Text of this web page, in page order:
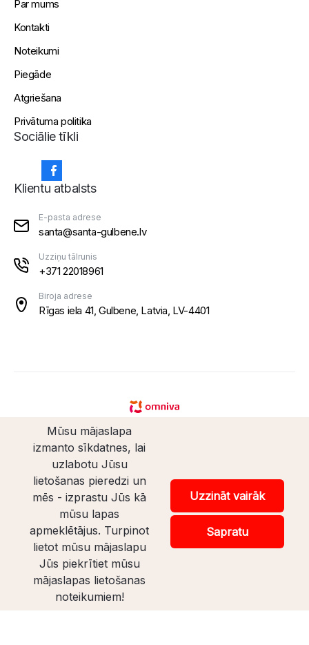
Par mums
Kontakti
Noteikumi
Piegāde
Atgriešana
Privātuma politika
Sociālie tīkli
Klientu atbalsts
E-pasta adrese
santa@santa-gulbene.lv
Uzziņu tālrunis
+371 22018961
Biroja adrese
Rīgas iela 41, Gulbene, Latvia, LV-4401
© Santaveikals 2026. Visas tiesības aizsargātas.
Uz lapas augšu
Veikala izstrāde
Mūsu mājaslapa
izmanto sīkdatnes, lai
uzlabotu Jūsu
lietošanas pieredzi un
mēs - izprastu Jūs kā
mūsu lapas
apmeklētājus. Turpinot
lietot mūsu mājaslapu
Jūs piekrītiet mūsu
mājaslapas lietošanas
noteikumiem!
Uzzināt vairāk
Sapratu